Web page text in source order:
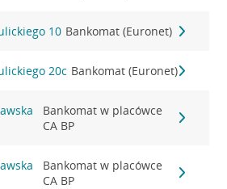
10 Bankomat (Euronet)
20c Bankomat (Euronet)
Bankomat w placówce
CA BP
Bankomat w placówce
CA BP